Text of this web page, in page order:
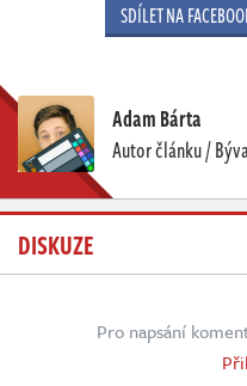
SDÍLET NA
Adam Bárta
Autor článku /
DISKUZE
Pro napsání